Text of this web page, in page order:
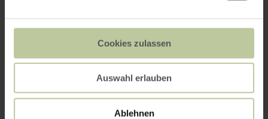
Cookies zulassen
Auswahl erlauben
Ablehnen